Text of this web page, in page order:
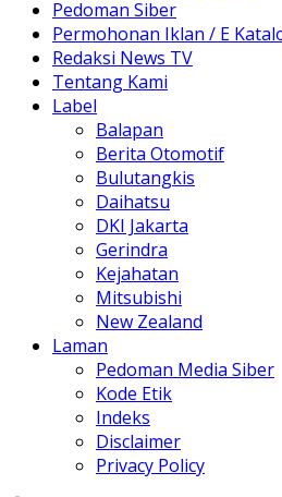
Pedoman Siber
Permohonan Iklan / E
Redaksi News TV
Tentang Kami
Label
Balapan
Berita Otomotif
Bulutangkis
Daihatsu
DKI Jakarta
Gerindra
Kejahatan
Mitsubishi
New Zealand
Laman
Pedoman Media Siber
Kode Etik
Indeks
Disclaimer
Privacy Policy